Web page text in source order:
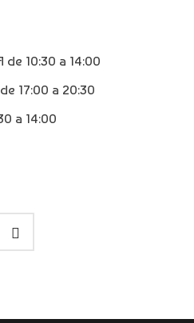
de 10:30 a 14:00
de 17:00 a 20:30
a 14:00